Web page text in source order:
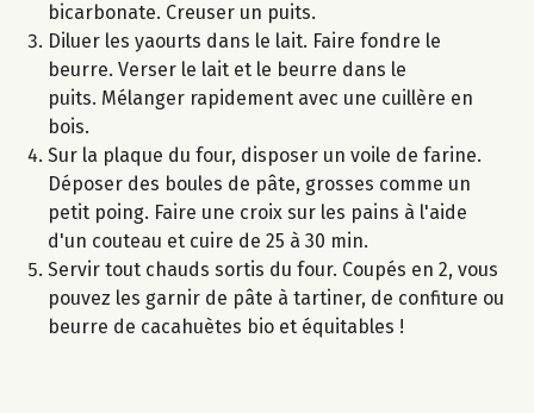
bicarbonate. Creuser un puits.
Diluer les yaourts dans le lait. Faire fondre le
beurre. Verser le lait et le beurre dans le
puits. Mélanger rapidement avec une cuillère en
bois.
Sur la plaque du four, disposer un voile de farine.
Déposer des boules de pâte, grosses comme un
petit poing. Faire une croix sur les pains à l'aide
d'un couteau et cuire de 25 à 30 min.
Servir tout chauds sortis du four. Coupés en 2, vous
pouvez les garnir de pâte à tartiner, de confiture ou
beurre de cacahuètes bio et équitables !